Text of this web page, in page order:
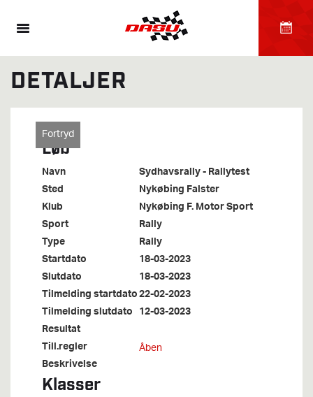
DETALJER
Løb
Fortryd
Navn
Sydhavsrally - Rallytest
Sted
Nykøbing Falster
Klub
Nykøbing F. Motor Sport
Sport
Rally
Type
Rally
Startdato
18-03-2023
Slutdato
18-03-2023
Tilmelding startdato22-02-2023
Tilmelding slutdato 12-03-2023
Resultat
Till.regler
Åben
Beskrivelse
Klasser